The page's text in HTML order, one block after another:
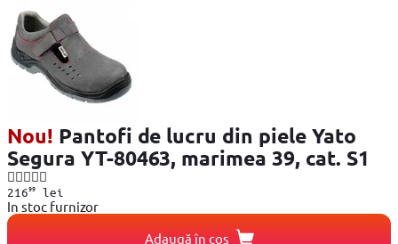
Nou! Pantofi de lucru din piele Yato
Segura YT-80463, marimea 39, cat. S1
21699lei
In stoc furnizor
Adaugă în coș